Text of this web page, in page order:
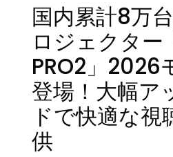
国内累計8万
ロジェクター
PRO2」2026
登場！大幅ア
ドで快適な視
供